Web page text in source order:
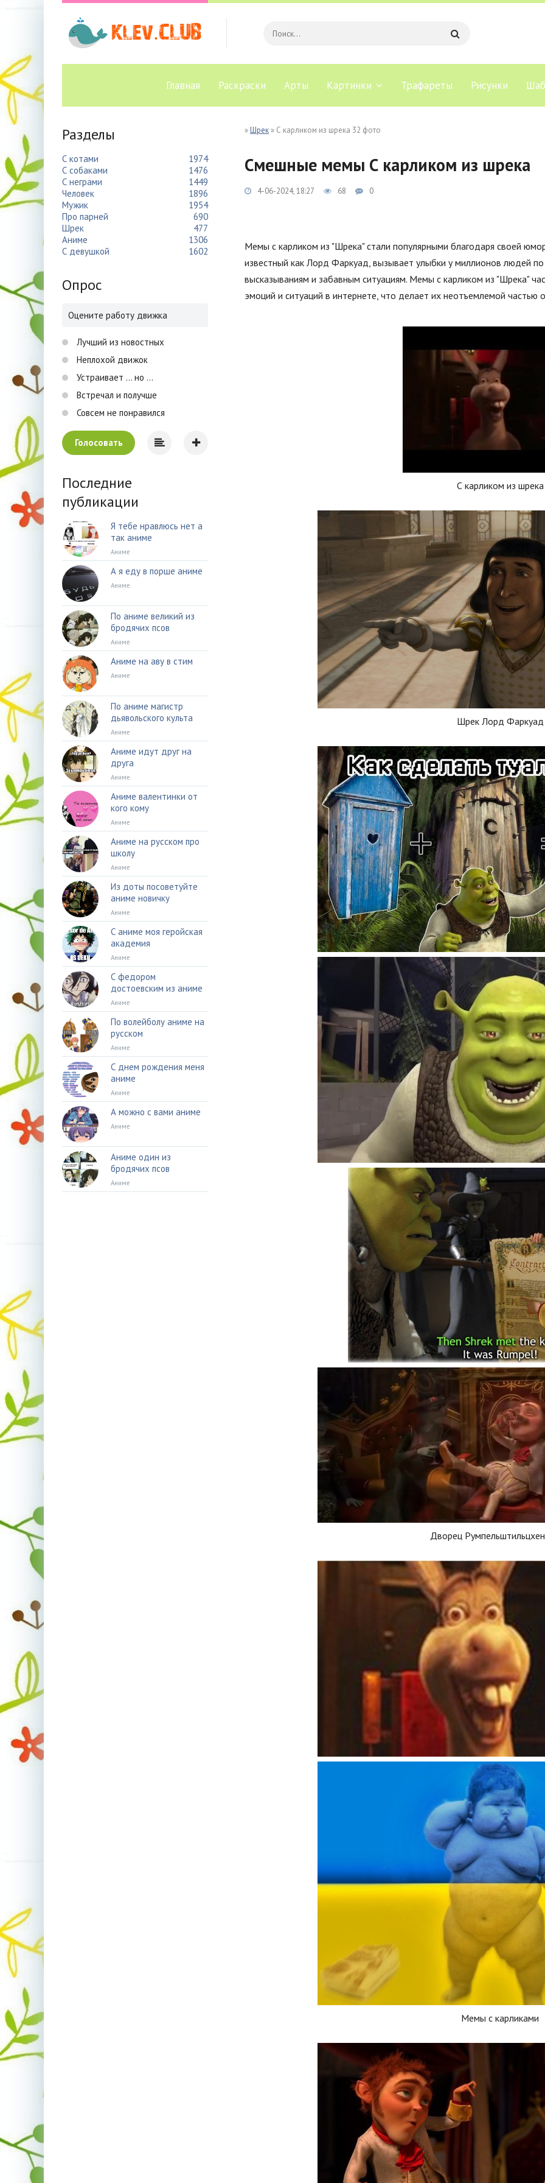
Главная Раскраски Арты Картинки Трафареты Рисунки
»Шрек » С карликом из шрека 32 фото
Смешные мемы С карликом из шрека
4-06-2024, 18:27 68 0
Мемы с карликом из "Шрека" стали популярными благодаря своей
известный как Лорд Фаркуад, вызывает улыбки у миллионов людей
высказываниям и забавным ситуациям. Мемы с карликом из "Шрека"
эмоций и ситуаций в интернете, что делает их неотъемлемой частью
С карликом из шрека
Шрек Лорд Фаркуад
Дворец
Мемы с карликами
Разделы
С котами
1974
С собаками
1476
С неграми
1449
Человек
1896
Мужик
1954
Про парней
690
Шрек
477
Аниме
1306
С девушкой
1602
Опрос
Оцените работу движка
Лучший из новостных
Неплохой движок
Устраивает ... но ...
Встречал и получше
Совсем не понравился
Голосовать
Последние
публикации
Я тебе нравлюсь нет а
так аниме
Аниме
А я еду в порше аниме
Аниме
По аниме великий из
бродячих псов
Аниме
Аниме на аву в стим
Аниме
По аниме магистр
дьявольского культа
Аниме
Аниме идут друг на
друга
Аниме
Аниме валентинки от
кого кому
Аниме
Аниме на русском про
школу
Аниме
Из доты посоветуйте
аниме новичку
Аниме
С аниме моя геройская
академия
Аниме
С федором
достоевским из аниме
Аниме
По волейболу аниме на
русском
Аниме
С днем рождения меня
аниме
Аниме
А можно с вами аниме
Аниме
Аниме один из
бродячих псов
Аниме